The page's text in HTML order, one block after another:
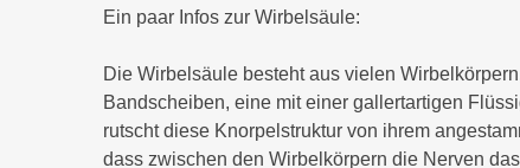
Ein paar Infos zur Wirbelsäule:
Die Wirbelsäule besteht aus vielen
Bandscheiben, eine mit einer gallertartigen
rutscht diese Knorpelstruktur von ihrem
dass zwischen den Wirbelkörpern die Nerven